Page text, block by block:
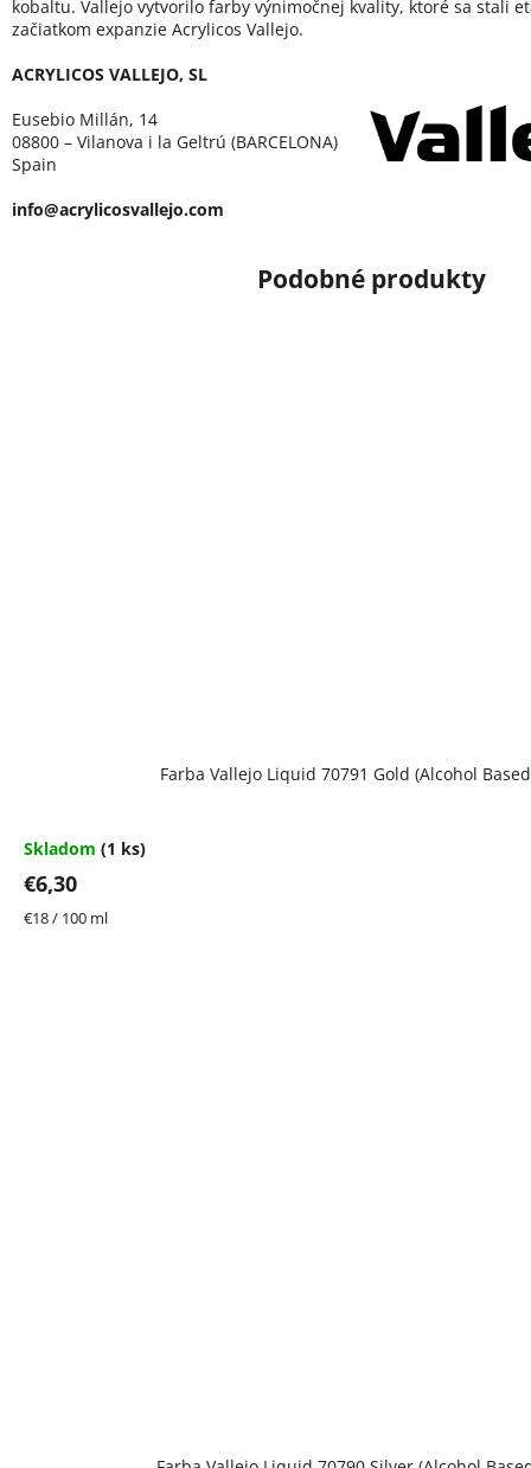
Farba Vallejo Liquid 70791 Gold (Alcohol
Skladom (1 ks)
€6,30
Jednotková
€18 / 100 ml
kobaltu. Vallejo vytvorilo farby výnimočnej kvality, ktoré sa stali
začiatkom expanzie Acrylicos Vallejo.
ACRYLICOS VALLEJO, SL
Eusebio Millán, 14
08800 – Vilanova i la Geltrú (BARCELONA)
Spain
info@acrylicosvallejo.com